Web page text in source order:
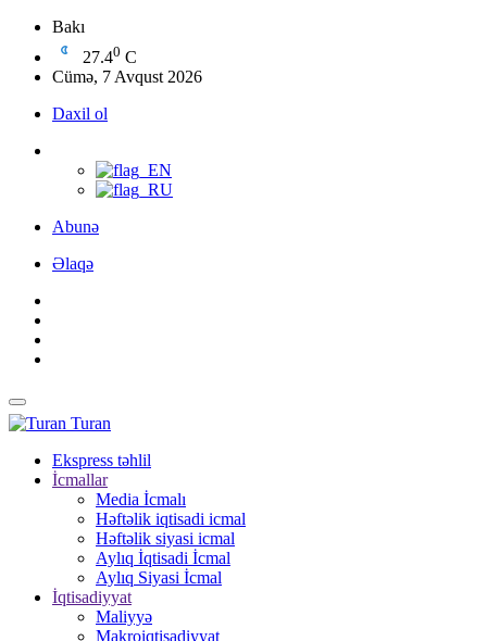
Bakı
27.40 C
Cümə, 7 Avqust 2026
Daxil ol
Abunə
Əlaqə
Turan
Ekspress təhlil
İcmallar
Media İcmalı
Həftəlik iqtisadi icmal
Həftəlik siyasi icmal
Aylıq İqtisadi İcmal
Aylıq Siyasi İcmal
İqtisadiyyat
Maliyyə
Makroiqtisadiyyat